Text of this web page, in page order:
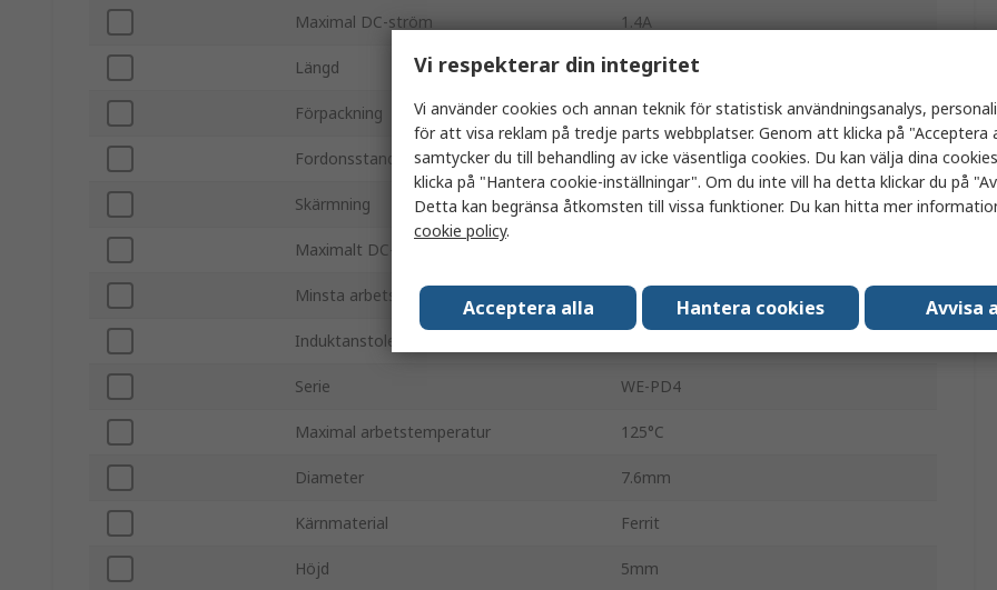
Maximal DC-ström 1.4A
Längd 12.7mm
Förpackning Tejp och rulle
Fordonsstandard Nej
Skärmning Nej
Maximalt DC-resistans
Minsta arbetsstemperatur -40°C
Induktanstolerans
Serie WE-PD4
Maximal arbetstemperatur 125°C
Diameter 7.6mm
Kärnmaterial Ferrit
Höjd 5mm
Vi respekterar din integritet
Vi använder cookies och annan teknik för statistisk användningsanalys,
för att visa reklam på tredje parts webbplatser. Genom att klicka på "Acceptera
samtycker du till behandling av icke väsentliga cookies. Du kan välja dina
klicka på "Hantera cookie-inställningar". Om du inte vill ha detta klickar du på
Detta kan begränsa åtkomsten till vissa funktioner. Du kan hitta mer
cookie policy.
Acceptera alla Hantera cookies Avvisa